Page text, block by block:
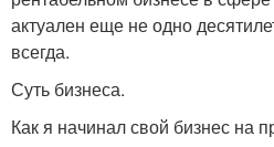
актуален еще не одно
всегда.
Суть бизнеса.
Как я начинал свой бизнес на